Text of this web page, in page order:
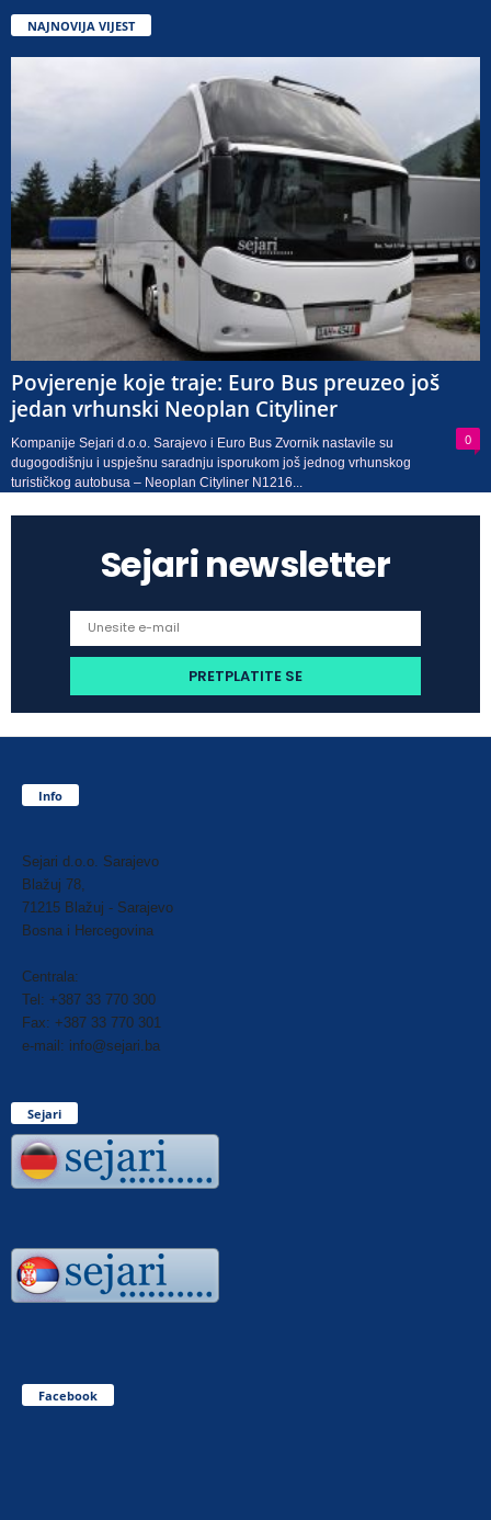
NAJNOVIJA VIJEST
Povjerenje koje traje: Euro Bus preuzeo još
jedan vrhunski Neoplan Cityliner
0
Kompanije Sejari d.o.o. Sarajevo i Euro Bus Zvornik nastavile su
dugogodišnju i uspješnu saradnju isporukom još jednog vrhunskog
turističkog autobusa – Neoplan Cityliner N1216...
Sejari newsletter
Info
Sejari d.o.o. Sarajevo
Blažuj 78,
71215 Blažuj - Sarajevo
Bosna i Hercegovina
Centrala:
Tel: +387 33 770 300
Fax: +387 33 770 301
e-mail: info@sejari.ba
Sejari
Facebook